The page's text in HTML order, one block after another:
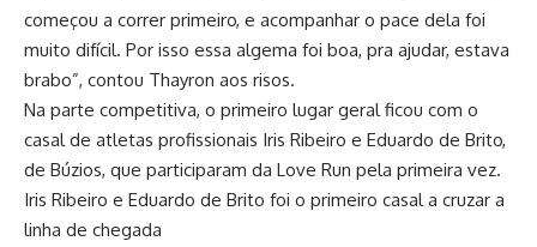
começou a correr primeiro, e acompanhar o pace dela foi
muito difícil. Por isso essa algema foi boa, pra ajudar, estava
brabo”, contou Thayron aos risos.
Na parte competitiva, o primeiro lugar geral ficou com o
casal de atletas profissionais Iris Ribeiro e Eduardo de Brito,
de Búzios, que participaram da Love Run pela primeira vez.
Iris Ribeiro e Eduardo de Brito foi o primeiro casal a cruzar a
linha de chegada